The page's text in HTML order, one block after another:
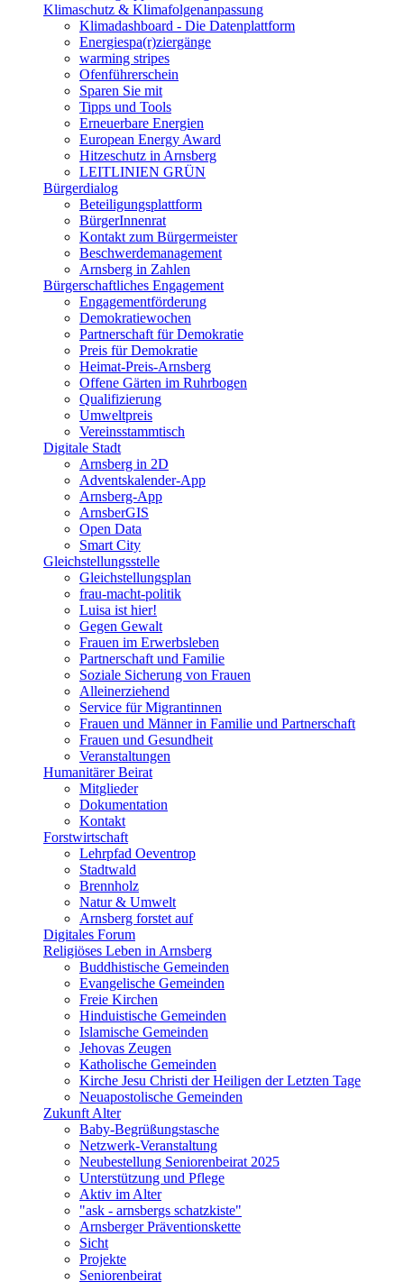
Klimaschutz & Klimafolgenanpassung
Klimadashboard - Die Datenplattform
Energiespa(r)ziergänge
warming stripes
Ofenführerschein
Sparen Sie mit
Tipps und Tools
Erneuerbare Energien
European Energy Award
Hitzeschutz in Arnsberg
LEITLINIEN GRÜN
Bürgerdialog
Beteiligungsplattform
BürgerInnenrat
Kontakt zum Bürgermeister
Beschwerdemanagement
Arnsberg in Zahlen
Bürgerschaftliches Engagement
Engagementförderung
Demokratiewochen
Partnerschaft für Demokratie
Preis für Demokratie
Heimat-Preis-Arnsberg
Offene Gärten im Ruhrbogen
Qualifizierung
Umweltpreis
Vereinsstammtisch
Digitale Stadt
Arnsberg in 2D
Adventskalender-App
Arnsberg-App
ArnsberGIS
Open Data
Smart City
Gleichstellungsstelle
Gleichstellungsplan
frau-macht-politik
Luisa ist hier!
Gegen Gewalt
Frauen im Erwerbsleben
Partnerschaft und Familie
Soziale Sicherung von Frauen
Alleinerziehend
Service für Migrantinnen
Frauen und Männer in Familie und Partnerschaft
Frauen und Gesundheit
Veranstaltungen
Humanitärer Beirat
Mitglieder
Dokumentation
Kontakt
Forstwirtschaft
Lehrpfad Oeventrop
Stadtwald
Brennholz
Natur & Umwelt
Arnsberg forstet auf
Digitales Forum
Religiöses Leben in Arnsberg
Buddhistische Gemeinden
Evangelische Gemeinden
Freie Kirchen
Hinduistische Gemeinden
Islamische Gemeinden
Jehovas Zeugen
Katholische Gemeinden
Kirche Jesu Christi der Heiligen der Letzten Tage
Neuapostolische Gemeinden
Zukunft Alter
Baby-Begrüßungstasche
Netzwerk-Veranstaltung
Neubestellung Seniorenbeirat 2025
Unterstützung und Pflege
Aktiv im Alter
"ask - arnsbergs schatzkiste"
Arnsberger Präventionskette
Sicht
Projekte
Seniorenbeirat